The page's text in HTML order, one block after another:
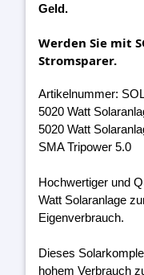
Geld.
Werden Sie mit
Stromsparer.
Artikelnummer:
5020 Watt
5020 Watt
SMA Tripower 5.0
Hochwertiger und
Watt Solaranlage
Eigenverbrauch.
Dieses
hohem Verbrauch